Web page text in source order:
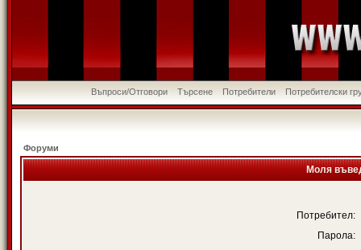
Въпроси/Отговори Търсене Потребители Потребителски
Форуми
Моля
Потребител:
Парола: